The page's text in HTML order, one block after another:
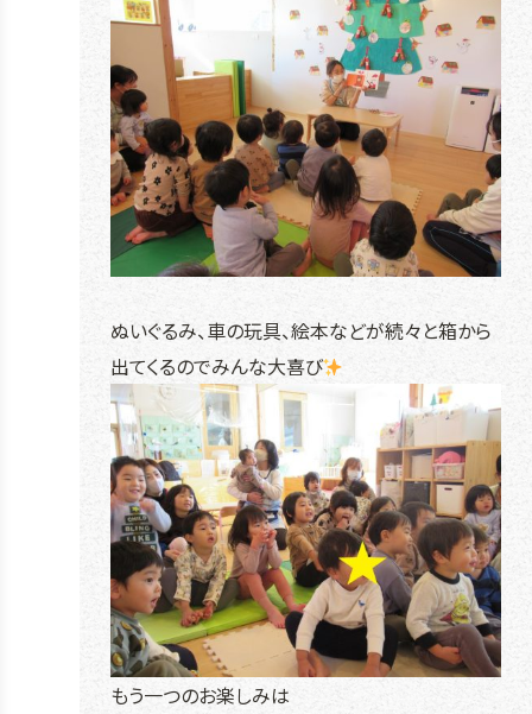
ぬいぐるみ、車の玩具、絵本などが続々と箱から
出てくるのでみんな大喜び
もう一つのお楽しみは